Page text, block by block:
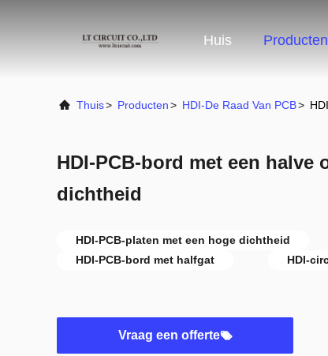
Huis Producten
Thuis> Producten> HDI-De Raad Van PCB>
HDI-PCB-bord met een halve
dichtheid
HDI-PCB-platen met een hoge dichtheid
HDI-PCB-bord met halfgat
HDI-
Vraag een offerte